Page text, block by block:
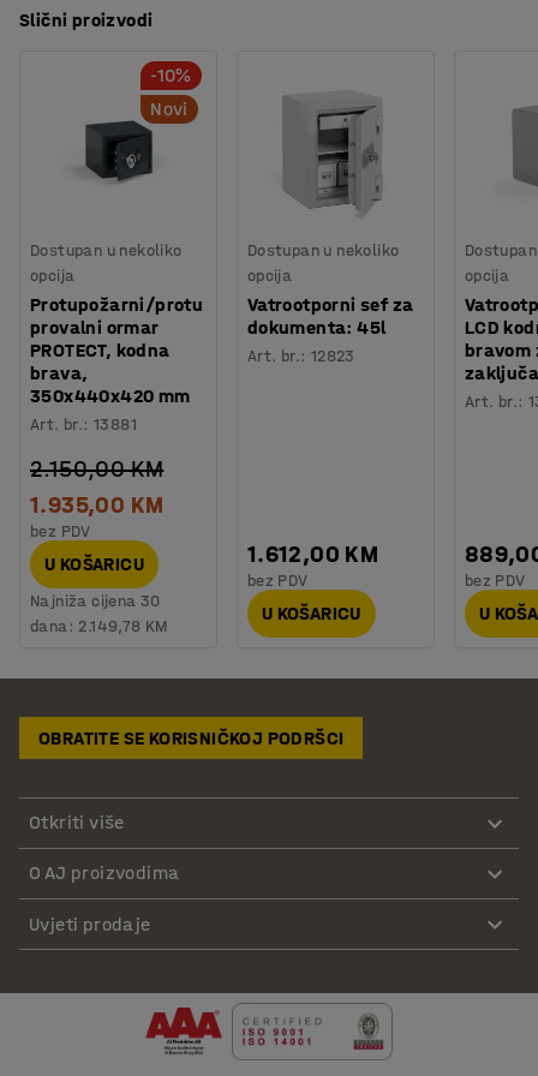
Slični proizvodi
-10%
Novi
Dostupan u nekoliko
opcija
Protupožarni/protu
provalni ormar
PROTECT, kodna
brava,
350x440x420 mm
Art. br.:13881
1.935,00 KM
2.150,00 KM
bez PDV
U KOŠARICU
Najniža cijena 30
dana: 2.149,78 KM
Dostupan u nekoliko
opcija
Vatrootporni sef za
dokumenta: 45l
Art. br.: 12823
1.612,00 KM
bez PDV
U KOŠARICU
opcija
LCD
bravom
Art. br.:
bez PDV
U
OBRATITE SE KORISNIČKOJ PODRŠCI
Otkriti više
O AJ proizvodima
Uvjeti prodaje